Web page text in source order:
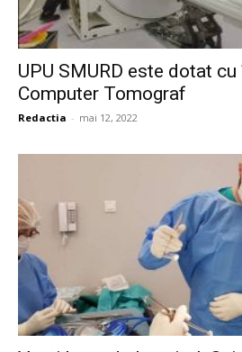
UPU SMURD este dotat cu
Computer Tomograf
Redactia - mai 12, 2022